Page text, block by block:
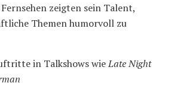
zeigten sein Talent,
Themen humorvoll zu
in Talkshows wieLate Night